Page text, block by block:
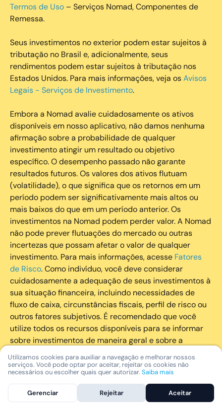
Termos de Uso – Serviços Nomad, Componentes de
Remessa.
Seus investimentos no exterior podem estar sujeitos à
tributação no Brasil e, adicionalmente, seus
rendimentos podem estar sujeitos à tributação nos
Estados Unidos. Para mais informações, veja osAvisos
Legais - Serviços de Investimento.
Embora a Nomad avalie cuidadosamente os ativos
disponíveis em nosso aplicativo, não damos nenhuma
afirmação sobre a probabilidade de qualquer
investimento atingir um resultado ou objetivo
específico. O desempenho passado não garante
resultados futuros. Os valores dos ativos flutuam
(volatilidade), o que significa que os retornos em um
período podem ser significativamente mais altos ou
mais baixos do que em um período anterior. Os
investimentos na Nomad podem perder valor. A Nomad
não pode prever flutuações do mercado ou outras
incertezas que possam afetar o valor de qualquer
investimento. Para mais informações, acesse Fatores
de Risco. Como indivíduo, você deve considerar
cuidadosamente a adequação de seus investimentos à
sua situação financeira, incluindo necessidades de
fluxo de caixa, circunstâncias fiscais, perfil de risco ou
outros fatores subjetivos. É recomendado que você
utilize todos os recursos disponíveis para se informar
sobre investimentos de maneira geral e sobre a
composição geral de seu portfólio. Questões fiscais ou
legais relativas aos investimentos realizados através da
Nomad devem ser obtidas pelos próprios clientes. A
Nomad e suas afiliadas não fornecem nenhum tipo de
aconselhamento legal ou fiscal.
Utilizamos cookies para auxiliar a navegação e melhorar nossos
serviços. Você pode optar por aceitar, rejeitar os cookies não
necessários ou escolher quais quer autorizar. Saiba mais
Gerenciar Rejeitar Aceitar